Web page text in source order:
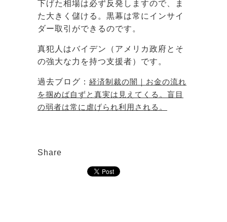
下げた相場は必ず反発しますので、ま
た大きく儲ける。黒幕は常にインサイ
ダー取引ができるのです。
真犯人はバイデン（アメリカ政府とそ
の強大な力を持つ支援者）です。
過去ブログ： 経済制裁の闇｜お金の流れ
を掴めば自ずと真実は見えてくる。盲目
の弱者は常に虐げられ利用される。
Share